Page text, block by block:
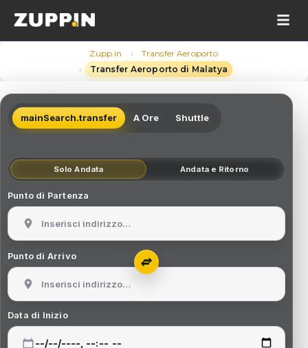
Zupp.in ›
Transfer Aeroporto
›
Transfer Aeroporto di Malatya
mainSearch.transfer A Ore Shuttle
Solo Andata Andata e Ritorno
Punto di Partenza
Punto di Arrivo
Data di Inizio